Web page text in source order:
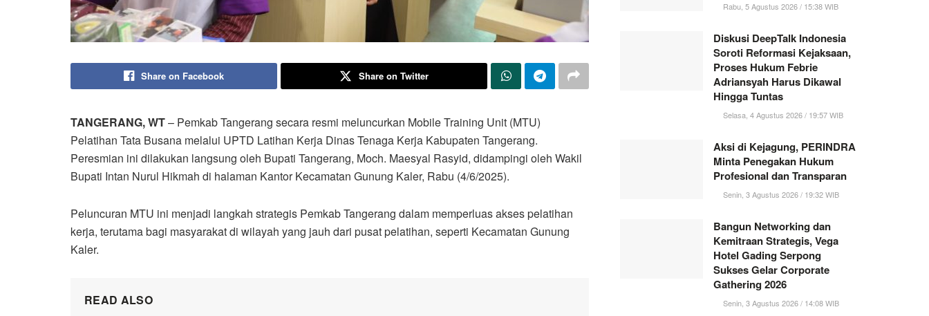
Share on Facebook Share on Twitter
TANGERANG, WT– Pemkab Tangerang secara resmi meluncurkan Mobile Training Unit (MTU)
Pelatihan Tata Busana melalui UPTD Latihan Kerja Dinas Tenaga Kerja Kabupaten Tangerang.
Peresmian ini dilakukan langsung oleh Bupati Tangerang, Moch. Maesyal Rasyid, didampingi oleh Wakil
Bupati Intan Nurul Hikmah di halaman Kantor Kecamatan Gunung Kaler, Rabu (4/6/2025).
Peluncuran MTU ini menjadi langkah strategis Pemkab Tangerang dalam memperluas akses pelatihan
kerja, terutama bagi masyarakat di wilayah yang jauh dari pusat pelatihan, seperti Kecamatan Gunung
Kaler.
READ ALSO
Rabu, 5 Agustus 2026 / 15:38 WIB
Diskusi DeepTalk Indonesia
Soroti Reformasi Kejaksaan,
Proses Hukum Febrie
Adriansyah Harus Dikawal
Hingga Tuntas
Selasa, 4 Agustus 2026 / 19:57 WIB
Aksi di Kejagung, PERINDRA
Minta Penegakan Hukum
Profesional dan Transparan
Senin, 3 Agustus 2026 / 19:32 WIB
Bangun Networking dan
Kemitraan Strategis, Vega
Hotel Gading Serpong
Sukses Gelar Corporate
Gathering 2026
Senin, 3 Agustus 2026 / 14:08 WIB